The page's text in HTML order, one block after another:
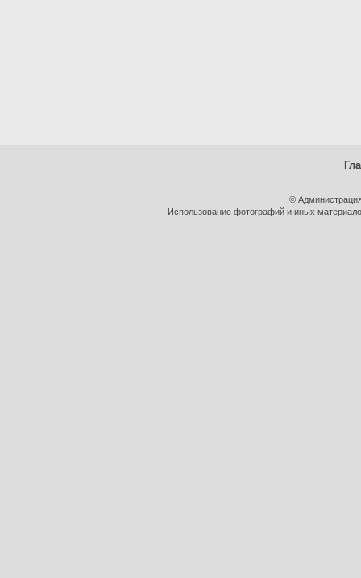
©
Использование фотографий и иных